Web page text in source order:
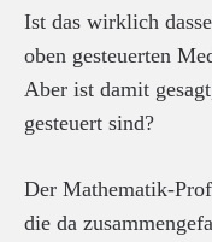
Ist das wirklich
oben gesteuerten
Aber ist damit
gesteuert sind?
Der Mathematik-
die da